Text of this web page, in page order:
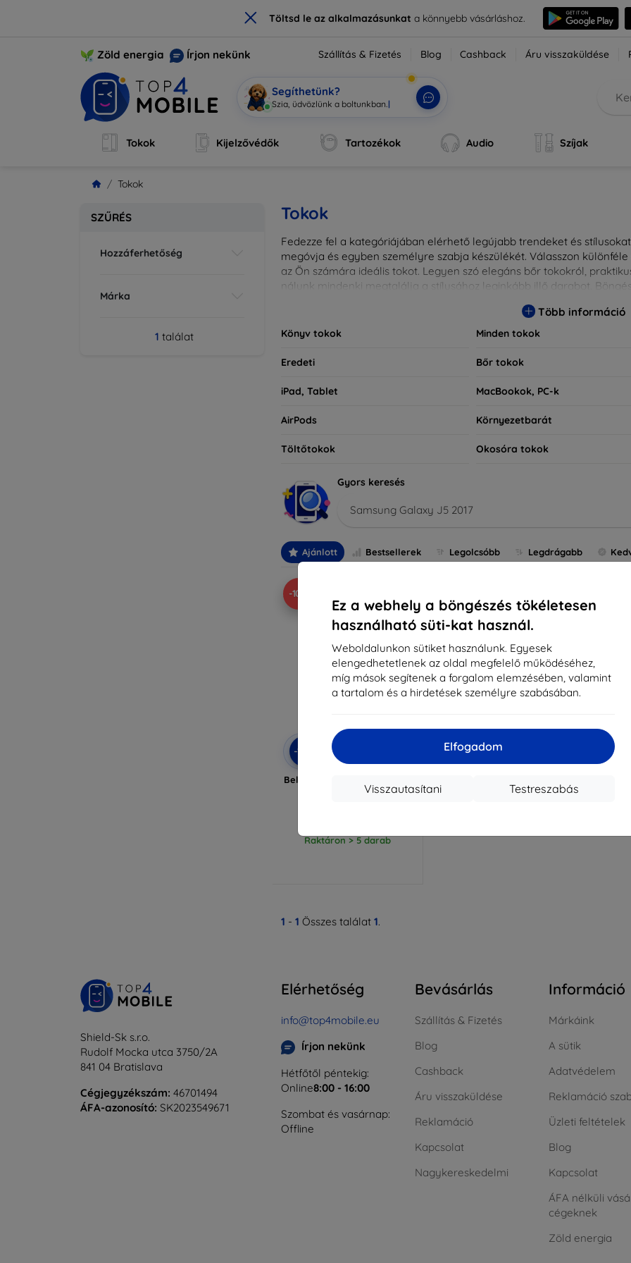
× Töltsd le az alkalmazásunkata könnyebb vásárláshoz.
Ez a webhely a böngészés tökéletesen
használható süti-kat használ.
Weboldalunkon sütiket használunk. Egyesek
elengedhetetlenek az oldal megfelelő működéséhez,
míg mások segítenek a forgalom elemzésében, valamint
a tartalom és a hirdetések személyre szabásában.
Elfogadom
Testreszabás
Visszautasítani
Zöld energia Írjon nekünk Szállítás & Fizetés Blog Cashback Áru visszaküldése
Segíthetünk?
Szia, üdvözlünk a boltunkban |
Tokok Kijelzővédők Tartozékok Audio Szíjak
Tokok
SZŰRÉS
Hozzáferhetőség
Márka
1 találat
Tokok
Fedezze fel a kategóriájában elérhető legújabb trendeket és
megóvja és egyben személyre szabja készülékét. Válasszon
az Ön számára ideális tokot. Legyen szó elegáns bőr tokokról,
nálunk mindenki megtalálja a stílusához leginkább illő darabot.
Több információ
Könyv tokok Minden tokok
Eredeti Bőr tokok
iPad, Tablet MacBookok, PC-k
AirPods Környezetbarát
Töltőtokok Okosóra tokok
Gyors keresés
Samsung Galaxy J5 2017
Ajánlott Bestsellerek Legolcsóbb Legdrágabb
-10%
-10%
Kedvezmény
kuponnal
Beline Case Candy Samsung
J5 J530 2017 piros
Raktáron > 5 darab
1 - 1 Összes találat 1.
Shield-Sk s.r.o.
Rudolf Mocka utca 3750/2A
841 04 Bratislava
Cégjegyzékszám: 46701494
ÁFA-azonosító: SK2023549671
Elérhetőség
info@top4mobile.eu
Írjon nekünk
Hétfőtől péntekig:
Online8:00 - 16:00
Szombat és vasárnap:
Offline
Bevásárlás
Szállítás & Fizetés
Blog
Cashback
Áru visszaküldése
Reklamáció
Kapcsolat
Nagykereskedelmi
Információ
Márkáink
A sütik
Adatvédelem
Reklamáció
Üzleti feltételek
Blog
Kapcsolat
ÁFA nélküli
cégeknek
Zöld energia